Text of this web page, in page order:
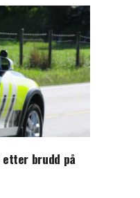
brudd på